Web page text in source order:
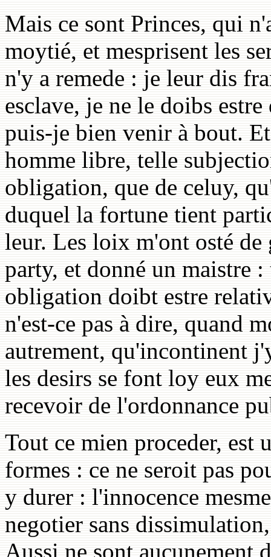
Mais ce sont Princes, qui
moytié, et mesprisent les
n'y a remede : je leur dis
esclave, je ne le doibs
puis-je bien venir à bout.
homme libre, telle
obligation, que de celuy,
duquel la fortune tient
leur. Les loix m'ont osté
party, et donné un maistre
obligation doibt estre
n'est-ce pas à dire, quand
autrement, qu'incontinent
les desirs se font loy eux
recevoir de l'ordonnance
Tout ce mien proceder, est
formes : ce ne seroit pas
y durer : l'innocence
negotier sans
Aussi ne sont aucunement